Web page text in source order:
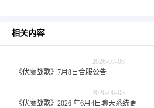
相关内容
2026-07-06
《伏魔战歌》7月8日合服公告
2026-06-03
《伏魔战歌》2026 年6月4日聊天系统更新公告